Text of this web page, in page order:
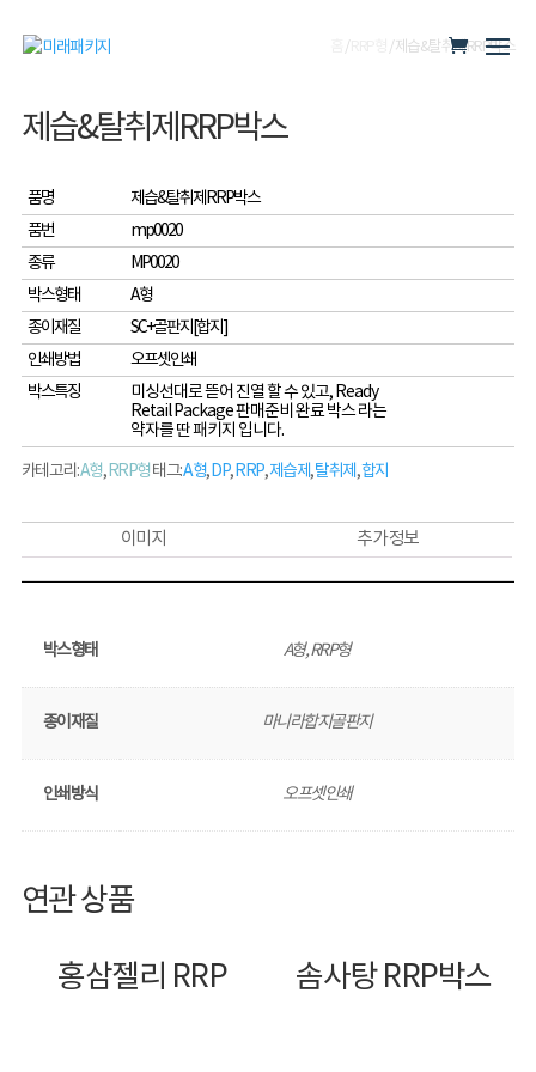
/ / 제습&탈취제RRP박스
제습&탈취제RRP박스
품명
제습&탈취제RRP박스
품번
mp0020
종류
MP0020
박스형태
A형
종이재질
SC+골판지[합지]
인쇄방법
오프셋인쇄
박스특징
미싱선대로 뜯어 진열 할 수 있고, Ready
Retail Package 판매준비 완료 박스 라는
약자를 딴 패키지 입니다.
카테고리:A형, RRP형태그:A형, DP, RRP,제습제,탈취제 ,합지
이미지 추가 정보
박스형태 A형, RRP형
종이재질 마니라합지골판지
인쇄방식 오프셋인쇄
연관 상품
홍삼젤리 RRP 솜사탕 RRP박스